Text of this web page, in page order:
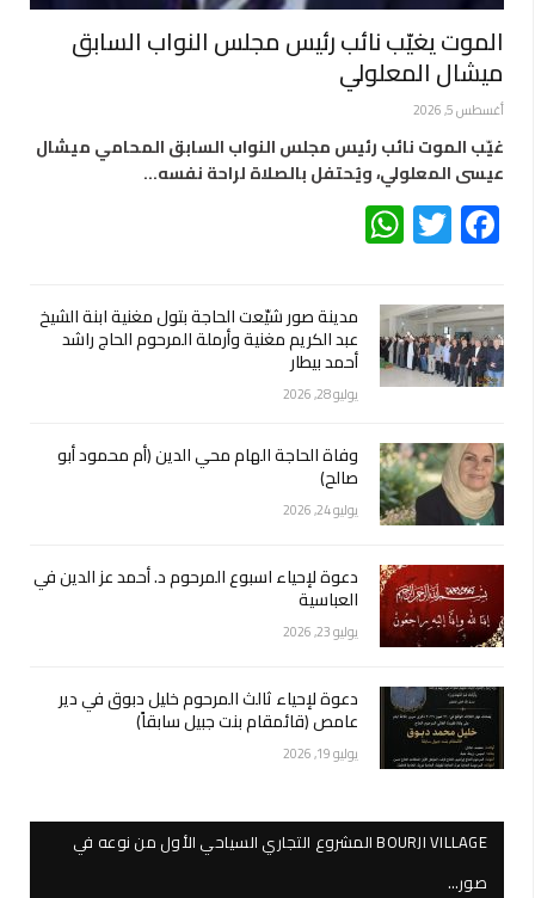
الموت يغيّب نائب رئيس مجلس النواب السابق
ميشال المعلولي
أغسطس 5, 2026
غيّب الموت نائب رئيس مجلس النواب السابق المحامي ميشال
عيسى المعلولي، ويُحتفل بالصلاة لراحة نفسه…
Facebook
Twitter
مدينة صور شيّعت الحاجة بتول مغنية ابنة الشيخ
عبد الكريم مغنية وأرملة المرحوم الحاج راشد
أحمد بيطار
يوليو 28, 2026
وفاة الحاجة الهام محي الدين (أم محمود أبو
صالح)
يوليو 24, 2026
دعوة لإحياء اسبوع المرحوم د. أحمد عز الدين في
العباسية
يوليو 23, 2026
دعوة لإحياء ثالث المرحوم خليل دبوق في دير
عامص (قائمقام بنت جبيل سابقاً)
يوليو 19, 2026
BOURJI VILLAGE المشروع التجاري السياحي الأول من نوعه في
صور…